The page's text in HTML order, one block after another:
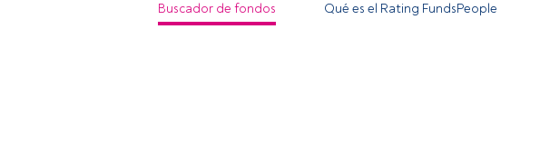
Buscador de fondos Qué es el Rating FundsPeople